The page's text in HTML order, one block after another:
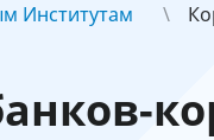
Институтам